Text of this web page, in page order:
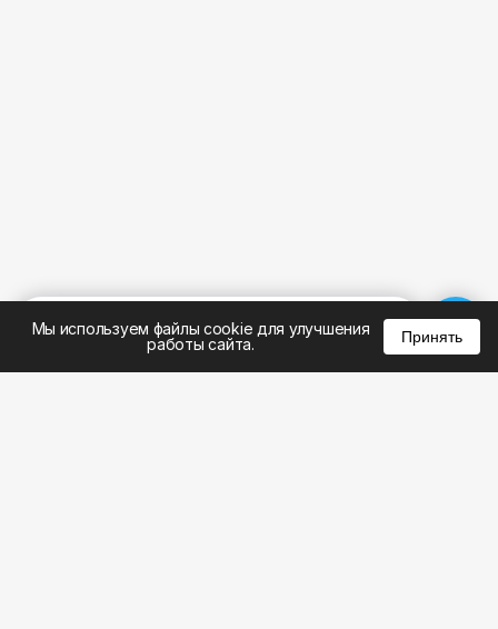
Мы используем файлы cookie для улучшения
работы сайта.
Принять